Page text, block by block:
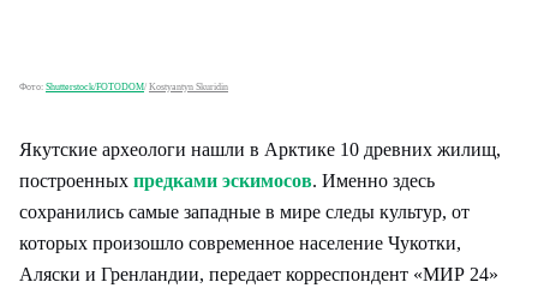
Фото: Shutterstock/FOTODOM/ Kostyantyn Skuridin
Якутские археологи нашли в Арктике 10 древних жилищ,
построенных предками эскимосов. Именно здесь
сохранились самые западные в мире следы культур, от
которых произошло современное население Чукотки,
Аляски и Гренландии, передает корреспондент «МИР 24»